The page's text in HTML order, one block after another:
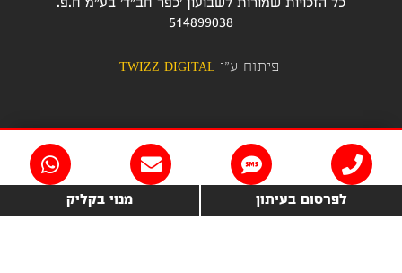
כל הזכויות שמורות לשבועון 'כפר חב"ד' בע"מ ח.פ.
514899038
פיתוח ע"י TWIZZ DIGITAL
לפרסום בעיתון מנוי בקליק